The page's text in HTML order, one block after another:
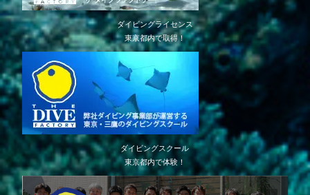
ダイビングライセンス
東京都内で取得！
ダイビングスクール
東京都内で体験！